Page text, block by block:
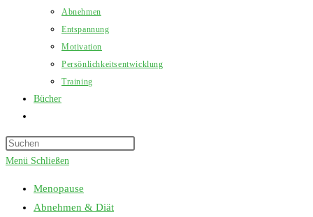
Abnehmen
Entspannung
Motivation
Persönlichkeitsentwicklung
Training
Bücher
umschalten
Menü Schließen
Menopause
Abnehmen & Diät